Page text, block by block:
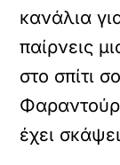
κανάλια
παίρνεις
στο σπίτι
έχει